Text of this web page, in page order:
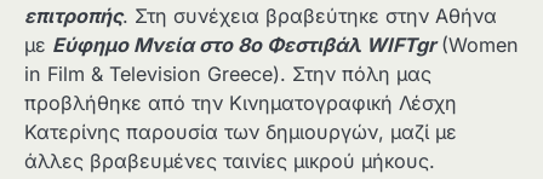
επιτροπής. Στη συνέχεια βραβεύτηκε στην Αθήνα
με Εύφημο Μνεία στο 8ο Φεστιβάλ WIFTgr (Women
in Film & Television Greece). Στην πόλη μας
προβλήθηκε από την Κινηματογραφική Λέσχη
Κατερίνης παρουσία των δημιουργών, μαζί με
άλλες βραβευμένες ταινίες μικρού μήκους.